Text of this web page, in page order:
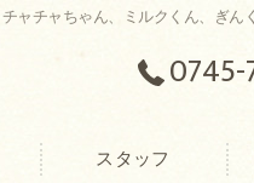
ャチャちゃん、ミルクくん、ぎん
0745-
スタッフ